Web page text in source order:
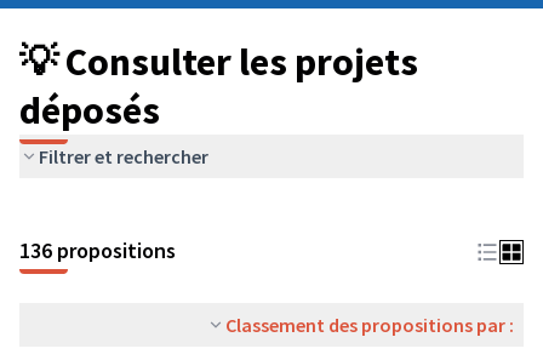
💡 Consulter les projets
déposés
Filtrer et rechercher
136 propositions
Classement des propositions par :